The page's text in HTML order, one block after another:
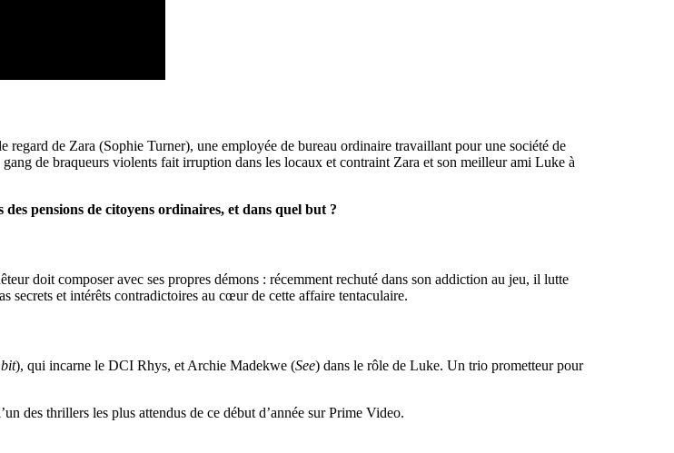
regard de Zara (Sophie Turner), une employée de bureau ordinaire travaillant pour une société de
de braqueurs violents fait irruption dans les locaux et contraint Zara et son meilleur ami Luke à
pensions de citoyens ordinaires, et dans quel but ?
doit composer avec ses propres démons : récemment rechuté dans son addiction au jeu, il lutte
secrets et intérêts contradictoires au cœur de cette affaire tentaculaire.
), qui incarne le DCI Rhys, et Archie Madekwe (See) dans le rôle de Luke. Un trio prometteur pour
des thrillers les plus attendus de ce début d’année sur Prime Video.